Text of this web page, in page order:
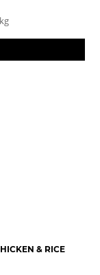
& RICE